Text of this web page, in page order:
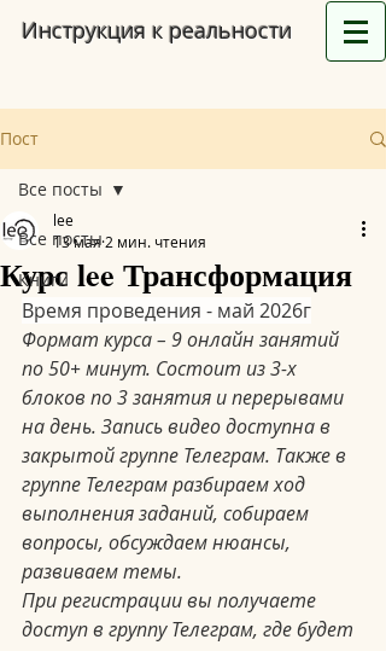
Инструкция к реальности
Пост
Все посты
Книги
Все посты
Курс lee Трансформация
lee
13 мая 2 мин. чтения
Время проведения - май 2026г
Формат курса – 9 онлайн занятий
по 50+ минут. Состоит из 3-х
блоков по 3 занятия и перерывами
на день. Запись видео доступна в
закрытой группе Телеграм. Также в
группе Телеграм разбираем ход
выполнения заданий, собираем
вопросы, обсуждаем нюансы,
развиваем темы.
При регистрации вы получаете
доступ в группу Телеграм, где будет